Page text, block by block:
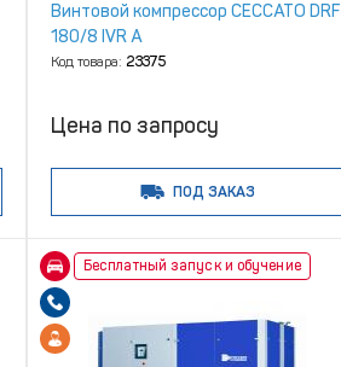
Винтовой компрессор CECCATO DRF
180/8 IVR A
Код товара: 23375
Цена по запросу
ПОД ЗАКАЗ
Бесплатный запуск и обучение